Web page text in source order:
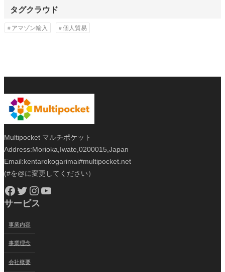
タグクラウド
アマゾン輸入 個人貿易
Multipocket マルチポケット
Address:Morioka,Iwate,0200015,Japan
Email:kentarokogarimai#multipocket.net
(#を@に変更してください）
Facebook Twitter Instagram YouTube
サービス
事業内容
事業理念
会社概要